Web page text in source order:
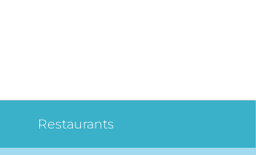
Restaurants